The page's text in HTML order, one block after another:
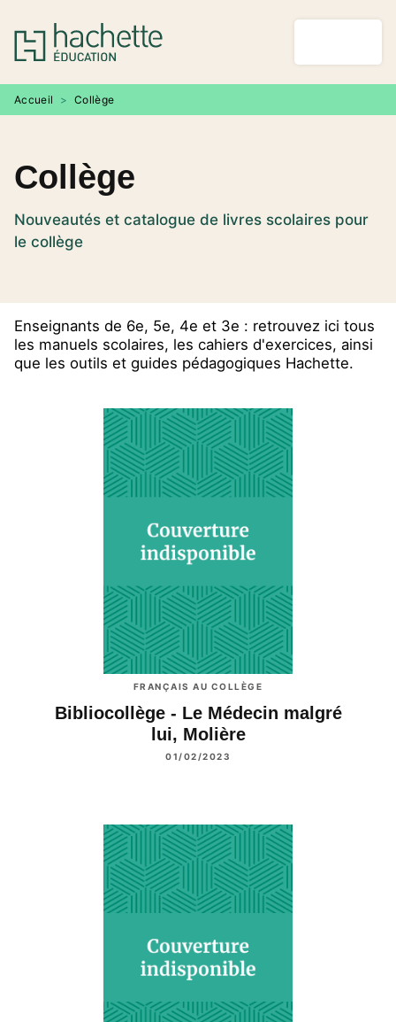
MENU RECHERCHE
PIED DE PAGE
Accueil > Collège
Collège
Nouveautés et catalogue de livres scolaires pour
le collège
Enseignants de 6e, 5e, 4e et 3e : retrouvez ici tous
les manuels scolaires, les cahiers d'exercices, ainsi
que les outils et guides pédagogiques Hachette.
FRANÇAIS AU COLLÈGE
Bibliocollège - Le Médecin malgré
lui, Molière
01/02/2023